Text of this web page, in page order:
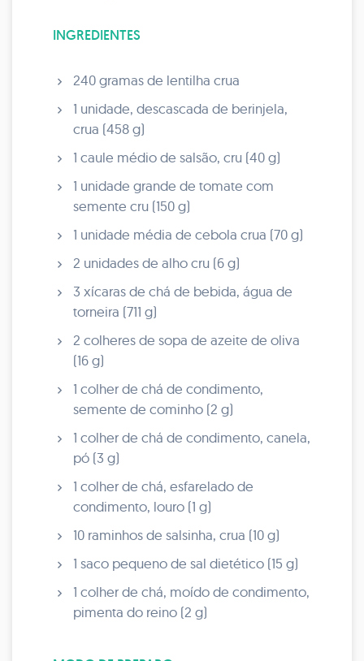
INGREDIENTES
240 gramas de lentilha crua
1 unidade, descascada de berinjela,
crua (458 g)
1 caule médio de salsão, cru (40 g)
1 unidade grande de tomate com
semente cru (150 g)
1 unidade média de cebola crua (70 g)
2 unidades de alho cru (6 g)
3 xícaras de chá de bebida, água de
torneira (711 g)
2 colheres de sopa de azeite de oliva
(16 g)
1 colher de chá de condimento,
semente de cominho (2 g)
1 colher de chá de condimento, canela,
pó (3 g)
1 colher de chá, esfarelado de
condimento, louro (1 g)
10 raminhos de salsinha, crua (10 g)
1 saco pequeno de sal dietético (15 g)
1 colher de chá, moído de condimento,
pimenta do reino (2 g)